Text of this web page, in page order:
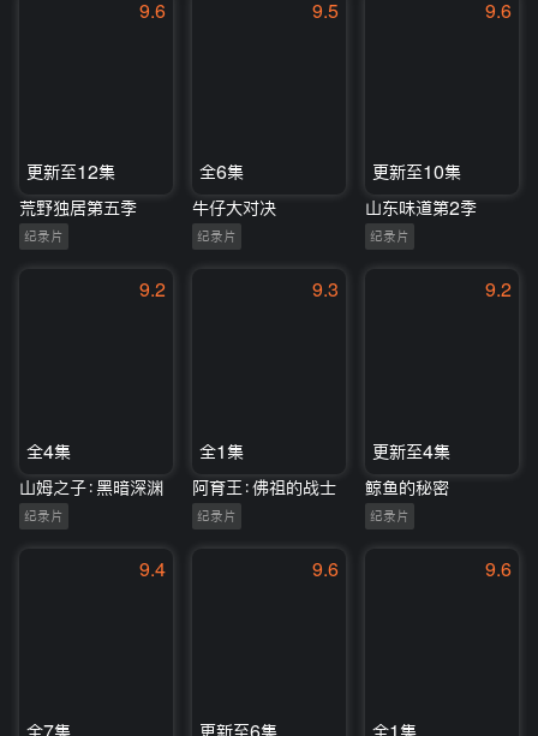
9.6
更新至12集
荒野独居第五季
纪录片
9.5
全6集
牛仔大对决
纪录片
9.6
更新至10集
山东味道第2季
纪录片
9.2
全4集
山姆之子：黑暗深渊
纪录片
9.3
全1集
阿育王：佛祖的战士
纪录片
9.2
更新至4集
鲸鱼的秘密
纪录片
9.4
全7集
9.6
更新至6集
9.6
全1集